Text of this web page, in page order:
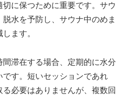
に保つために重要です。サウ
水を予防し、サウナ中のめま
ます。
滞在する場合、定期的に水分
す。短いセッションであれ
必要はありませんが、複数回